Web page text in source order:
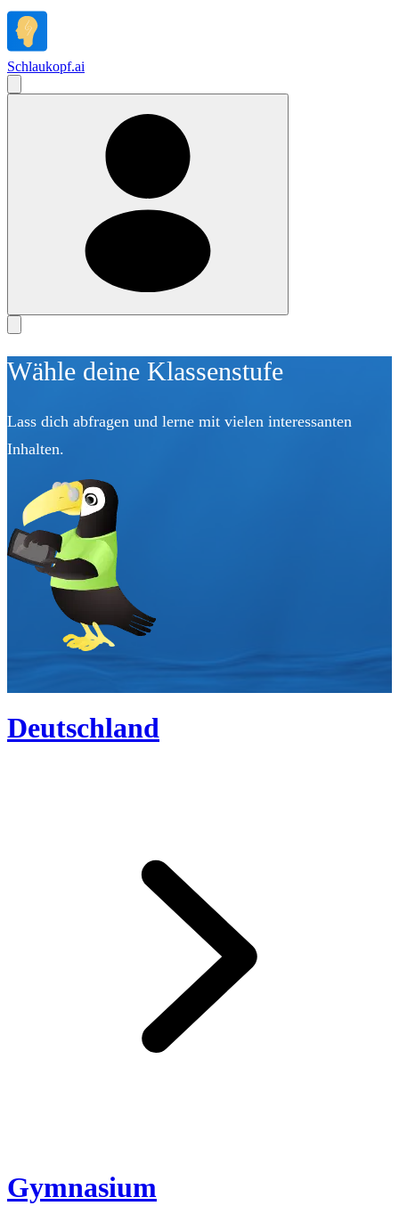
Schlaukopf.ai
Wähle deine Klassenstufe
Lass dich abfragen und lerne mit vielen interessanten
Inhalten.
Deutschland
Gymnasium